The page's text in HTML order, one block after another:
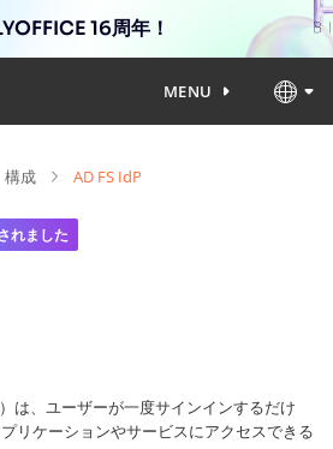
16周年！
MENU
構成 AD FS IdP
れました
）は、ユーザーが一度サインインするだけ
リケーションやサービスにアクセスできる